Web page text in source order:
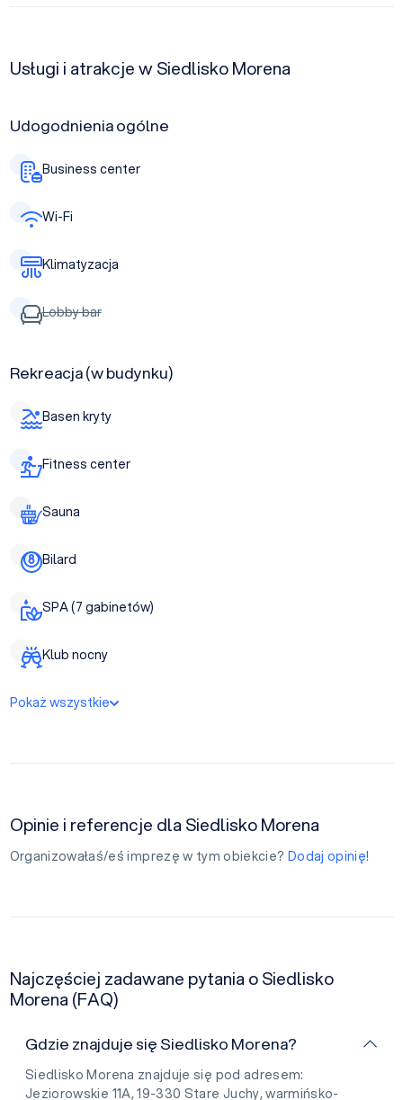
Usługi i atrakcje w Siedlisko Morena
Udogodnienia ogólne
Business center
Wi-Fi
Klimatyzacja
Lobby bar
Rekreacja (w budynku)
Basen kryty
Fitness center
Sauna
Bilard
SPA (7 gabinetów)
Klub nocny
Pokaż wszystkie
Opinie i referencje dla Siedlisko Morena
Organizowałaś/eś imprezę w tym obiekcie? Dodaj opinię!
Najczęściej zadawane pytania o Siedlisko
Morena (FAQ)
Gdzie znajduje się Siedlisko Morena?
Siedlisko Morena znajduje się pod adresem:
Jeziorowskie 11A, 19-330 Stare Juchy, warmińsko-